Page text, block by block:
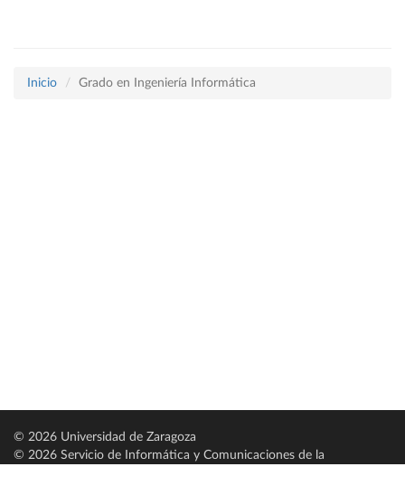
Inicio Grado en Ingeniería Informática
© 2026 Universidad de Zaragoza
© 2026 Servicio de Informática y Comunicaciones de la